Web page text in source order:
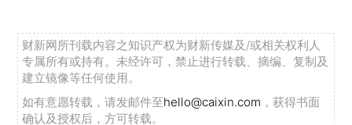
财新网所刊载内容之知识产权为财新传媒及/或相关权利人
专属所有或持有。未经许可，禁止进行转载、摘编、复制及
建立镜像等任何使用。
如有意愿转载，请发邮件至hello@caixin.com ，获得书面
确认及授权后，方可转载。